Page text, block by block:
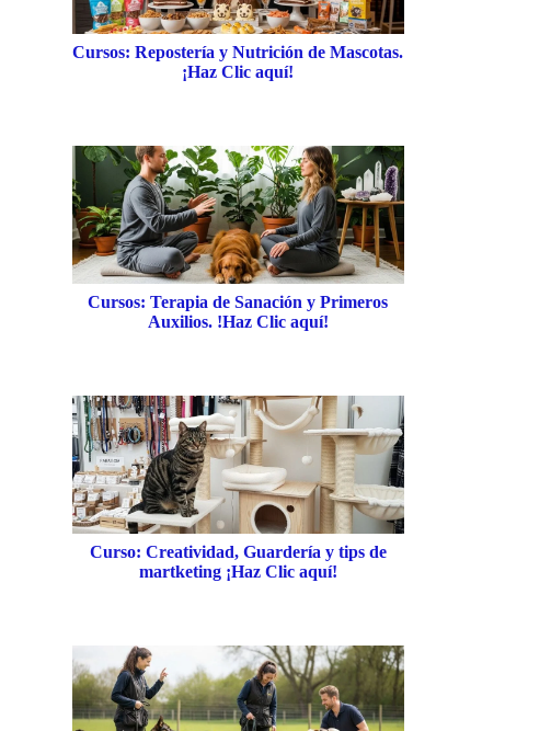
Cursos: Repostería y Nutrición de Mascotas.
¡Haz Clic aquí!
Cursos: Terapia de Sanación y Primeros
Auxilios. !Haz Clic aquí!
Curso: Creatividad, Guardería y tips de
martketing ¡Haz Clic aquí!